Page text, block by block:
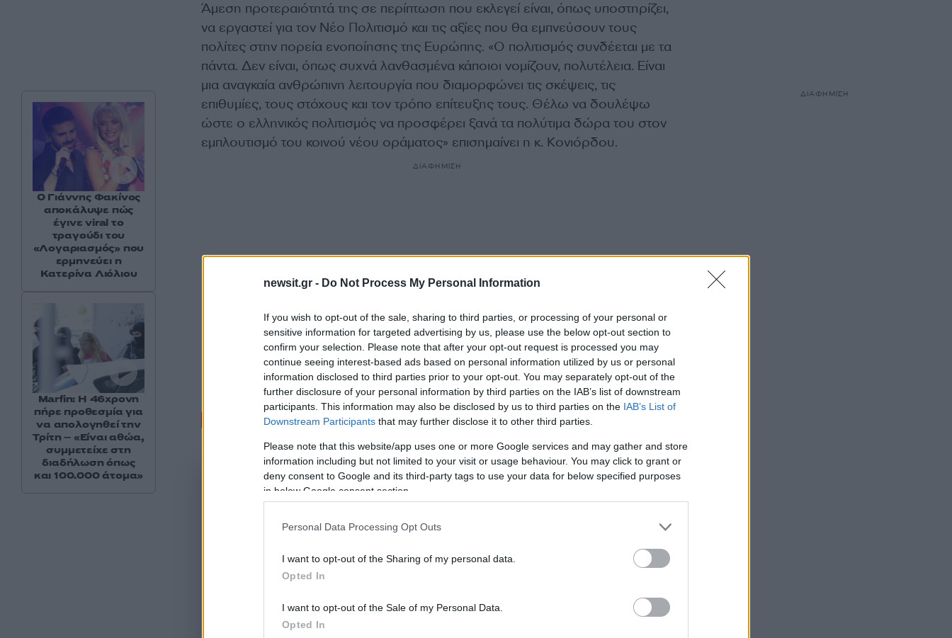
newsit.gr - Do Not Process My Personal Information
If you wish to opt-out of the sale, sharing to third parties, or processing of your personal or
sensitive information for targeted advertising by us, please use the below opt-out section to
confirm your selection. Please note that after your opt-out request is processed you may
continue seeing interest-based ads based on personal information utilized by us or personal
information disclosed to third parties prior to your opt-out. You may separately opt-out of the
further disclosure of your personal information by third parties on the IAB’s list of downstream
participants. This information may also be disclosed by us to third parties on the IAB’s List of
Downstream Participants that may further disclose it to other third parties.
Please note that this website/app uses one or more Google services and may gather and store
information including but not limited to your visit or usage behaviour. You may click to grant or
deny consent to Google and its third-party tags to use your data for below specified purposes
in below Google consent section.
Personal Data Processing Opt Outs
I want to opt-out of the Sharing of my personal data.
Opted In
I want to opt-out of the Sale of my Personal Data.
Opted In
Άμεση προτεραιότητά της σε περίπτωση που εκλεγεί είναι, όπως υποστηρίζει,
να εργαστεί για τον Νέο Πολιτισμό και τις αξίες που θα εμπνεύσουν τους
πολίτες στην πορεία ενοποίησης της Ευρώπης. «Ο πολιτισμός συνδέεται με τα
πάντα. Δεν είναι, όπως συχνά λανθασμένα κάποιοι νομίζουν, πολυτέλεια. Είναι
μια αναγκαία ανθρώπινη λειτουργία που διαμορφώνει τις σκέψεις, τις
επιθυμίες, τους στόχους και τον τρόπο επίτευξης τους. Θέλω να δουλέψω
ώστε ο ελληνικός πολιτισμός να προσφέρει ξανά τα πολύτιμα δώρα του στον
εμπλουτισμό του κοινού νέου οράματος» επισημαίνει η κ. Κονιόρδου.
ΔΙΑΦΗΜΙΣΗ
Σχόλια
Σχολίασε εδώ
Ο Γιάννης Φακίνος
αποκάλυψε πώς
έγινε viral το
τραγούδι του
«Λογαριασμός» που
ερμηνεύει η
Κατερίνα Λιόλιου
Marfin: Η 46χρονη
πήρε προθεσμία για
να απολογηθεί την
Τρίτη – «Είναι αθώα,
συμμετείχε στη
διαδήλωση όπως
και 100.000 άτομα»
ΔΙΑΦΗΜΙΣΗ